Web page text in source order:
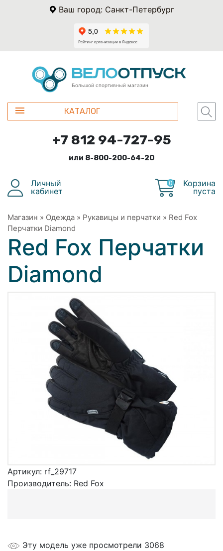
Ваш город: Санкт-Петербург
Большой спортивный магазин
КАТАЛОГ
+7 812 94-727-95
или 8-800-200-64-20
Личный
кабинет
0
Корзина
пуста
Магазин » Одежда » Рукавицы и перчатки » Red Fox
Перчатки Diamond
Red Fox Перчатки
Diamond
Артикул: rf_29717
Производитель: Red Fox
Эту модель уже просмотрели 3068